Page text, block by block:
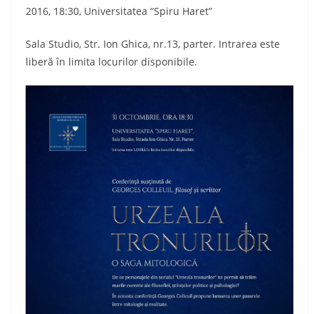
2016, 18:30, Universitatea “Spiru Haret”
Sala Studio, Str. Ion Ghica, nr.13, parter. Intrarea este
liberă în limita locurilor disponibile.